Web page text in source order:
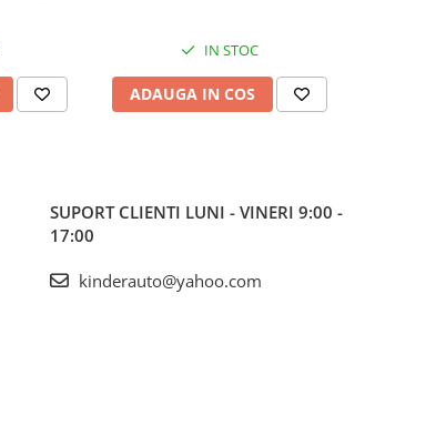
IN STOC
ADAUGA IN COS
SUPORT CLIENTI LUNI - VINERI 9:00 -
17:00
kinderauto@yahoo.com